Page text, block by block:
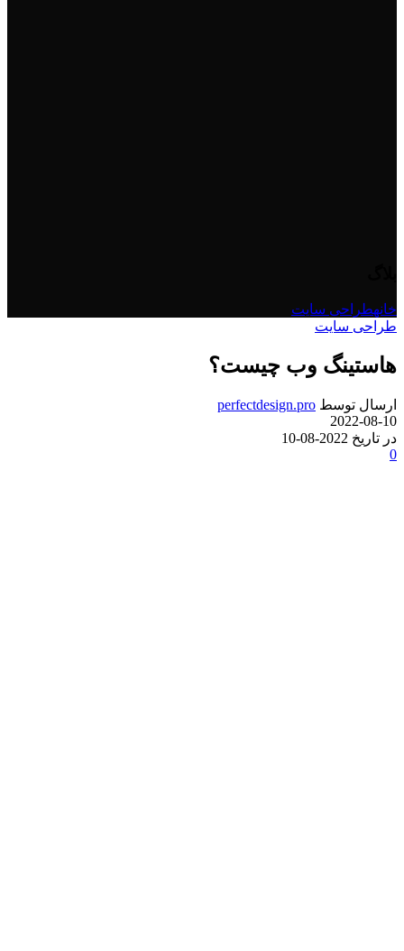
خانهطراحی سایت
طراحی سایت
هاستینگ وب چیست؟
ارسال توسط perfectdesign.pro
2022-08-10
در تاریخ 2022-08-10
0